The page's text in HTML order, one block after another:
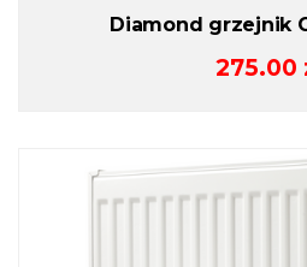
Diamond grzejnik
275.00